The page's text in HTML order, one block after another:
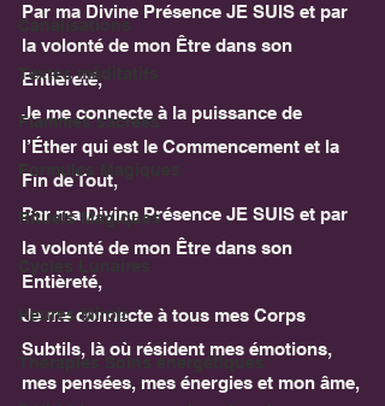
Textes méditatifs
Flammes sacrées
Formules Magiques
Rituels Magiques
Heures Miroir
Thérapies Soins énergétiques
Par ma Divine Présence JE SUIS et par
la volonté de mon Être dans son
Entièreté,
Je me connecte à la puissance de
l’Éther qui est le Commencement et la
Fin de Tout,
Par ma Divine Présence JE SUIS et par
la volonté de mon Être dans son
Entièreté,
Je me connecte à tous mes Corps
Subtils, là où résident mes émotions,
mes pensées, mes énergies et mon âme,